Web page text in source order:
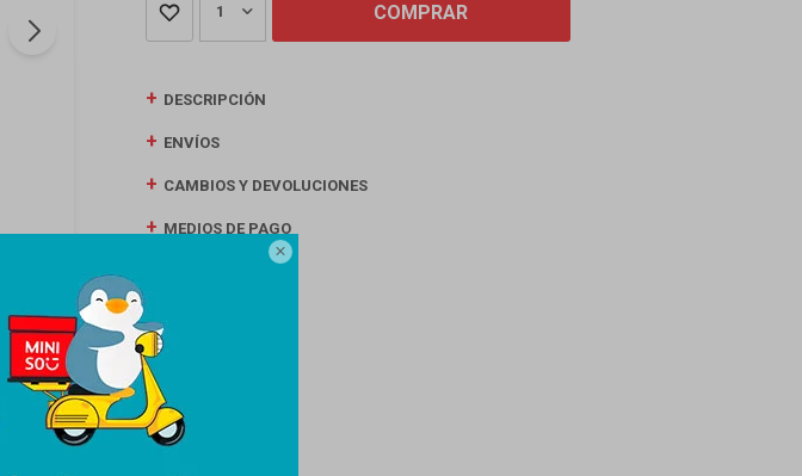

1 COMPRAR
DESCRIPCIÓN
ENVÍOS
CAMBIOS Y DEVOLUCIONES
MEDIOS DE PAGO